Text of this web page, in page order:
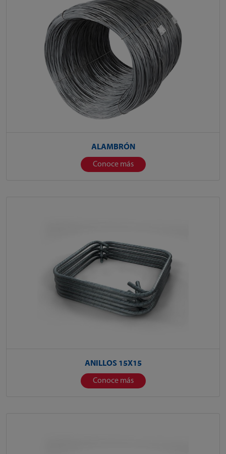
ALAMBRÓN
Conoce más
ANILLOS 15X15
Conoce más